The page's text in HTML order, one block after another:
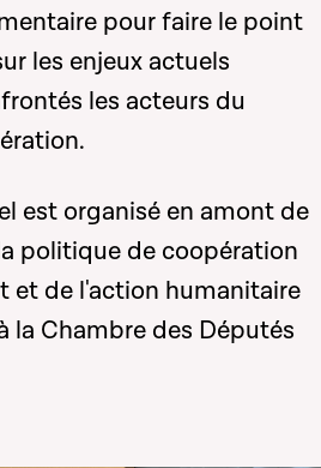
pour faire le point
les enjeux actuels
les acteurs du
est organisé en amont de
politique de coopération
et de l'action humanitaire
la Chambre des Députés